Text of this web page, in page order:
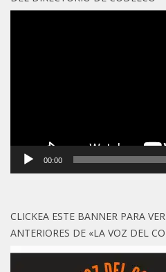
00:00
CLICKEA ESTE BANNER PARA
ANTERIORES DE «LA VOZ DEL